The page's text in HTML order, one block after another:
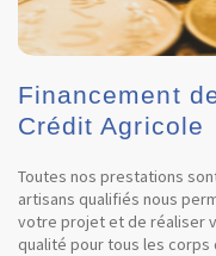
Financement
Crédit Agricole
Toutes nos prestations
artisans qualifiés nous
votre projet et de réaliser
qualité pour tous les corps